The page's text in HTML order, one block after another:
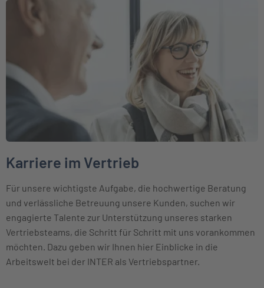
Weiter zu Karriere im Vertrieb
Karriere im Vertrieb
Für unsere wichtigste Aufgabe, die hochwertige Beratung
und verlässliche Betreuung unsere Kunden, suchen wir
engagierte Talente zur Unterstützung unseres starken
Vertriebsteams, die Schritt für Schritt mit uns vorankommen
möchten. Dazu geben wir Ihnen hier Einblicke in die
Arbeitswelt bei der INTER als Vertriebspartner.